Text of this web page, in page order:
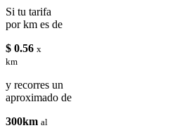
Si tu tarifa
por km es de
$ 0.56 x
km
y recorres un
aproximado de
300km al